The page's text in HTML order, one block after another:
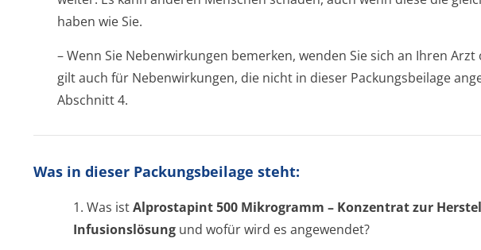
haben wie Sie.
– Wenn Sie Nebenwirkungen bemerken, wenden Sie sich an Ihren
gilt auch für Nebenwirkungen, die nicht in dieser Packungsbeilage
Abschnitt 4.
Was in dieser Packungsbeilage steht:
1. Was istAlprostapint 500 Mikrogramm – Konzentrat zur
Infusionslösung und wofür wird es angewendet?